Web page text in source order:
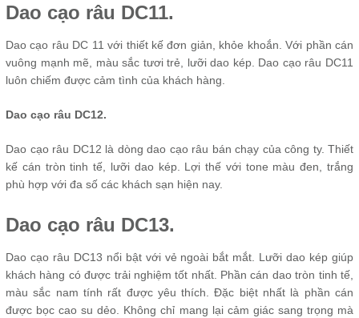
Dao cạo râu DC11.
Dao cạo râu DC 11 với thiết kế đơn giản, khỏe khoắn. Với phần cán
vuông mạnh mẽ, màu sắc tươi trẻ, lưỡi dao kép. Dao cạo râu DC11
luôn chiếm được cảm tình của khách hàng.
Dao cạo râu DC12.
Dao cạo râu DC12 là dòng dao cạo râu bán chạy của công ty. Thiết
kế cán tròn tinh tế, lưỡi dao kép. Lợi thế với tone màu đen, trắng
phù hợp với đa số các khách sạn hiện nay.
Dao cạo râu DC13.
Dao cạo râu DC13 nổi bật với vẻ ngoài bắt mắt. Lưỡi dao kép giúp
khách hàng có được trải nghiệm tốt nhất. Phần cán dao tròn tinh tế,
màu sắc nam tính rất được yêu thích. Đặc biệt nhất là phần cán
được bọc cao su dẻo. Không chỉ mang lại cảm giác sang trọng mà